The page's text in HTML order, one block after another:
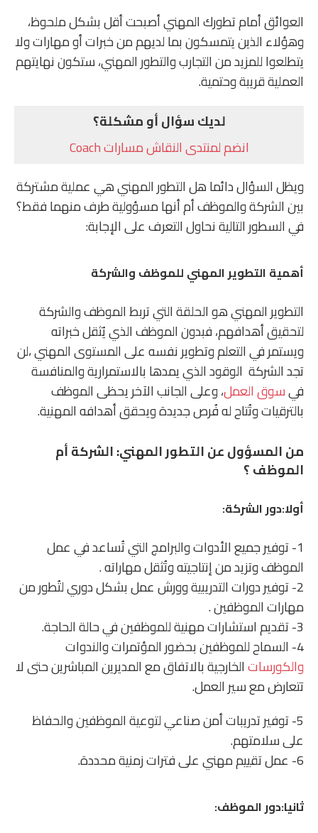
العوائق أمام تطورك المهني أصبحت أقل بشكل ملحوظ،
وهؤلاء الذين يتمسكون بما لديهم من خبرات أو مهارات ولا
يتطلعوا للمزيد من التجارب والتطور المهني، ستكون نهايتهم
العملية قريبة وحتمية.
لديك سؤال أو مشكلة؟
انضم لمنتدى النقاش مسارات Coach
ويظل السؤال دائما هل التطور المهني هي عملية مشتركة
بين الشركة والموظف أم أنها مسؤولية طرف منهما فقط؟
في السطور التالية نحاول التعرف على الإجابة:
أهمية التطوير المهني للموظف والشركة
التطوير المهني هو الحلقة التي تربط الموظف والشركة
لتحقيق أهدافهم، فبدون الموظف الذي يُثقل خبراته
ويستمر في التعلم وتطوير نفسه على المستوى المهني ،لن
تجد الشركة الوقود الذي يمدها بالاستمرارية والمنافسة
فيسوق العمل، وعلى الجانب الآخر يحظى الموظف
بالترقيات وتُتاح له فُرص جديدة ويحقق أهدافه المهنية.
من المسؤول عن التطور المهني: الشركة أم
الموظف ؟
أولا:دور الشركة:
1- توفير جميع الأدوات والبرامج التي تُساعد في عمل
الموظف وتزيد من إنتاجيته وتُثقل مهاراته .
2- توفير دورات التدريبية وورش عمل بشكل دوري لتُطور من
مهارات الموظفين .
3- تقديم استشارات مهنية للموظفين في حالة الحاجة.
4- السماح للموظفين بحضور المؤتمرات والندوات
والكورساتالخارجية بالاتفاق مع المديرين المباشرين حتى لا
تتعارض مع سير العمل.
5- توفير تدريبات أمن صناعي لتوعية الموظفين والحفاظ
على سلامتهم.
6- عمل تقييم مهني على فترات زمنية محددة.
ثانيا:دور الموظف: